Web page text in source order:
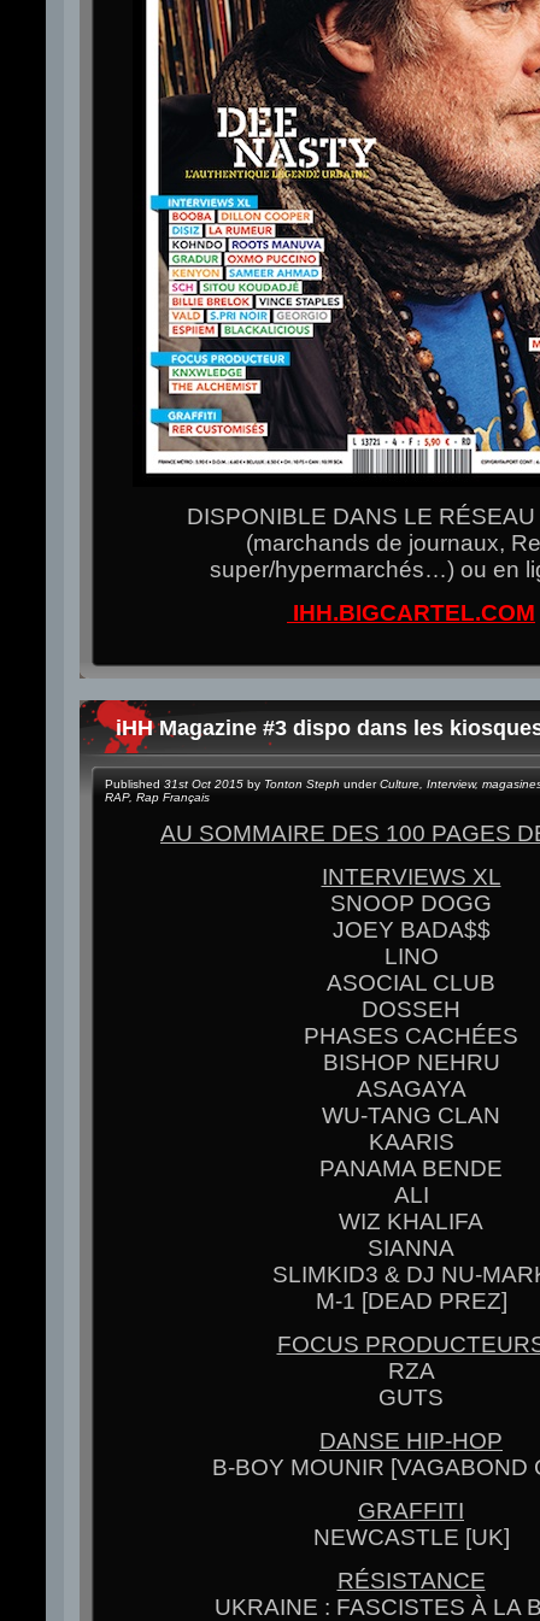
DISPONIBLE DANS LE
(marchands de journaux,
super/hypermarchés…) ou en
IHH.BIGCARTEL.COM
iHH Magazine #3 dispo dans les
Published 31st Oct 2015 by Tonton Steph underCulture Interview,
RAP, Rap Français
AU SOMMAIRE DES 100 PAGES
INTERVIEWS XL
SNOOP DOGG
JOEY BADA$$
LINO
ASOCIAL CLUB
DOSSEH
PHASES CACHÉES
BISHOP NEHRU
ASAGAYA
WU-TANG CLAN
KAARIS
PANAMA BENDE
ALI
WIZ KHALIFA
SIANNA
SLIMKID3 & DJ NU-
M-1 [DEAD PREZ]
FOCUS
RZA
GUTS
DANSE HIP-HOP
B-BOY MOUNIR [VAGABOND
GRAFFITI
NEWCASTLE [UK]
RÉSISTANCE
UKRAINE : FASCISTES À LA